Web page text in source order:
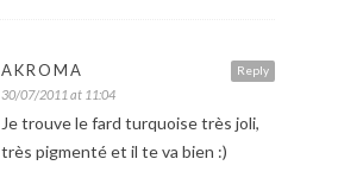
Reply
AKROMA
30/07/2011 at 11:04
Je trouve le fard turquoise très joli,
très pigmenté et il te va bien :)